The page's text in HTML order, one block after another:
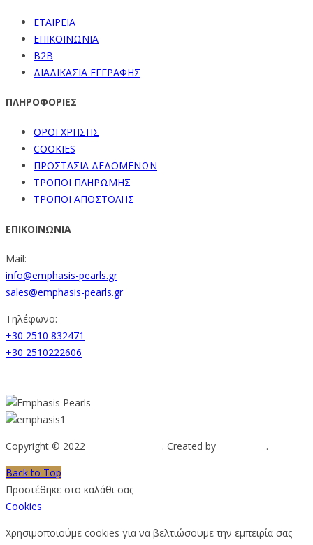
ΕΤΑΙΡΕΙΑ
ΕΠΙΚΟΙΝΩΝΙΑ
B2B
ΔΙΑΔΙΚΑΣΙΑ ΕΓΓΡΑΦΗΣ
ΠΛΗΡΟΦΟΡΙΕΣ
ΟΡΟΙ ΧΡΗΣΗΣ
COOKIES
ΠΡΟΣΤΑΣΙΑ ΔΕΔΟΜΕΝΩΝ
ΤΡΟΠΟΙ ΠΛΗΡΩΜΗΣ
ΤΡΟΠΟΙ ΑΠΟΣΤΟΛΗΣ
ΕΠΙΚΟΙΝΩΝΙΑ
Mail:
info@emphasis-pearls.gr
sales@emphasis-pearls.gr
Τηλέφωνο:
+30 2510 832471
+30 2510222606
Copyright © 2022 . Created by
.
Back to Top
Προστέθηκε στο καλάθι σας
Cookies
Χρησιμοποιούμε cookies για να βελτιώσουμε την εμπειρία σας